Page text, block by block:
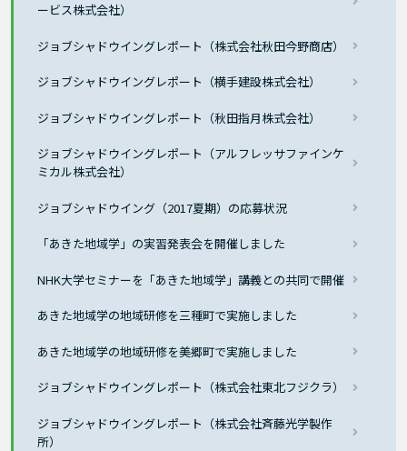
ービス株式会社）
ジョブシャドウイングレポート（株式会社秋田今野商店）
ジョブシャドウイングレポート（横手建設株式会社）
ジョブシャドウイングレポート（秋田指月株式会社）
ジョブシャドウイングレポート（アルフレッサファインケ
ミカル株式会社）
ジョブシャドウイング（2017夏期）の応募状況
「あきた地域学」の実習発表会を開催しました
NHK大学セミナーを「あきた地域学」講義との共同で開催
あきた地域学の地域研修を三種町で実施しました
あきた地域学の地域研修を美郷町で実施しました
ジョブシャドウイングレポート（株式会社東北フジクラ）
ジョブシャドウイングレポート（株式会社斉藤光学製作
所）